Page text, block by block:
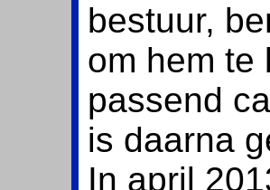
bestuur,
om hem te
passend
is daarna
In april